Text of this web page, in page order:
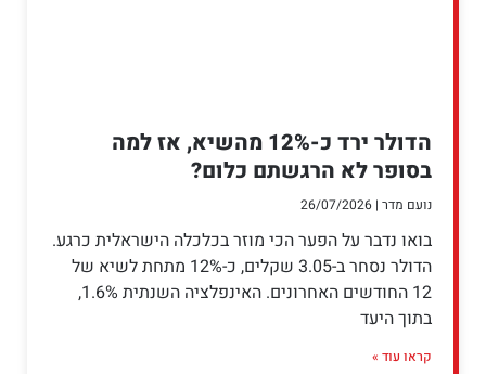
הדולר ירד כ-12% מהשיא, אז למה
בסופר לא הרגשתם כלום?
נועם מדר
בואו נדבר על הפער הכי מוזר בכלכלה הישראלית כרגע.
הדולר נסחר ב-3.05 שקלים, כ-12% מתחת לשיא של
12 החודשים האחרונים. האינפלציה השנתית 1.6%,
בתוך היעד
קראו עוד »